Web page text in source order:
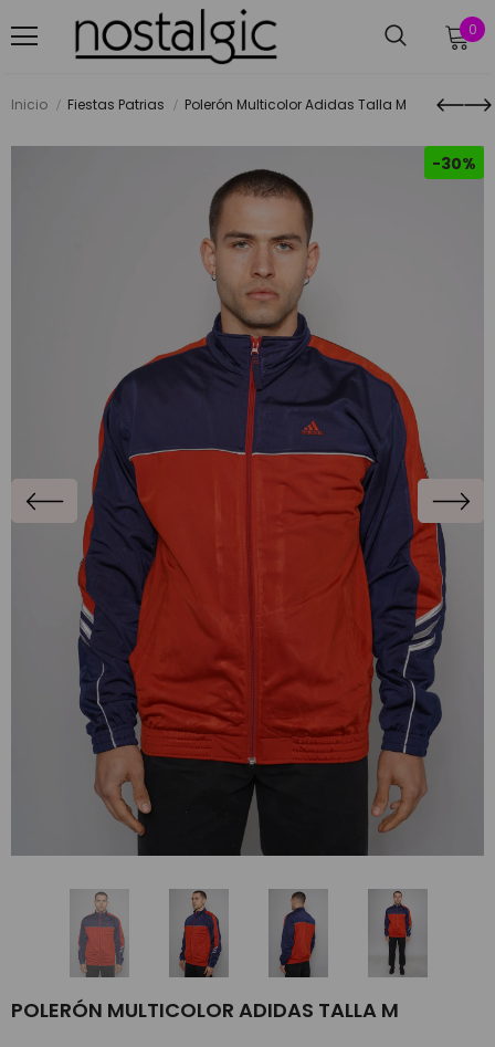
0
Inicio Fiestas Patrias Polerón Multicolor Adidas Talla M
-30%
POLERÓN MULTICOLOR ADIDAS TALLA M